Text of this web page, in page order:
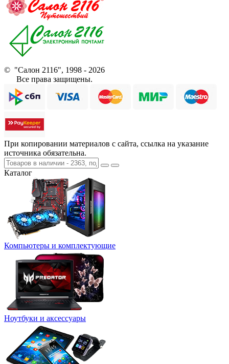
© "Салон 2116", 1998 - 2026
Все права защищены.
При копировании материалов с сайта, ссылка на указание
источника обязательна.
Каталог
Компьютеры и комплектующие
Ноутбуки и аксессуары